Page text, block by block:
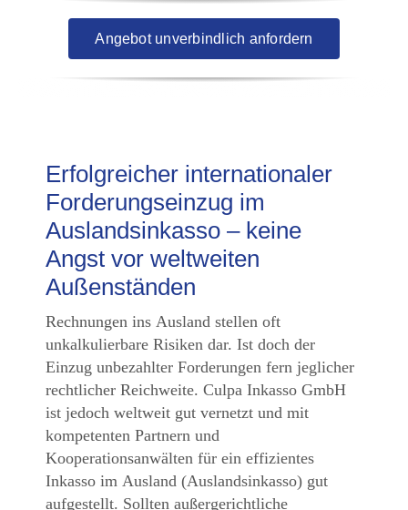
Angebot unverbindlich anfordern
Erfolgreicher internationaler
Forderungseinzug im
Auslandsinkasso – keine
Angst vor weltweiten
Außenständen
Rechnungen ins Ausland stellen oft
unkalkulierbare Risiken dar. Ist doch der
Einzug unbezahlter Forderungen fern jeglicher
rechtlicher Reichweite. Culpa Inkasso GmbH
ist jedoch weltweit gut vernetzt und mit
kompetenten Partnern und
Kooperationsanwälten für ein effizientes
Inkasso im Ausland (Auslandsinkasso) gut
aufgestellt. Sollten außergerichtliche